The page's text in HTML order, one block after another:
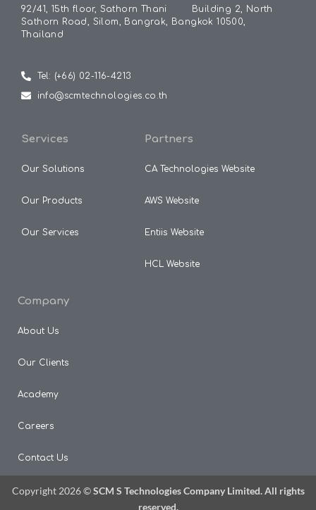
92/41, 15th floor, Sathorn Thani Building 2, North
Sathorn Road, Silom, Bangrak, Bangkok 10500,
Thailand
Tel: (+66) 02-116-4213
info@scmtechnologies.co.th
Services
Our Solutions
Our Products
Our Services
Partners
CA Technologies Website
AWS Website
Entiis Website
HCL Website
Company
About Us
Our Clients
Academy
Careers
Contact Us
Copyright 2026 ©SCM S Technologies Company Limited. All rights
reserved.